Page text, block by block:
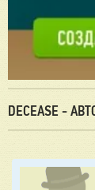
DECEASE -